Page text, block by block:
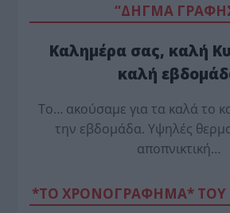
“ΔΗΓΜΑ
Καλημέρα σας, καλή
καλή
Το… ακούσαμε για τα καλά το
την εβδομάδα. Υψηλές
αποπνικτική…
*ΤΟ ΧΡΟΝΟΓΡΑΦΗΜΑ* ΤΟΥ